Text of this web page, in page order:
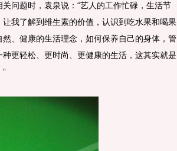
问题时，袁泉说：“艺人的工作忙碌，生活节
我了解到维生素的价值，认识到吃水果和喝果
、健康的生活理念，如何保养自己的身体，管
更轻松、更时尚、更健康的生活，这其实就是